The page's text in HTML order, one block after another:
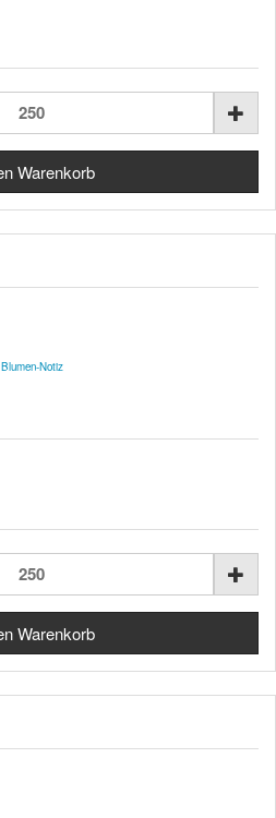
Blumen-Notiz